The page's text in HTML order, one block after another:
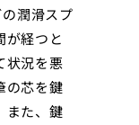
潤滑スプ
が経つと
状況を悪
の芯を鍵
また、鍵